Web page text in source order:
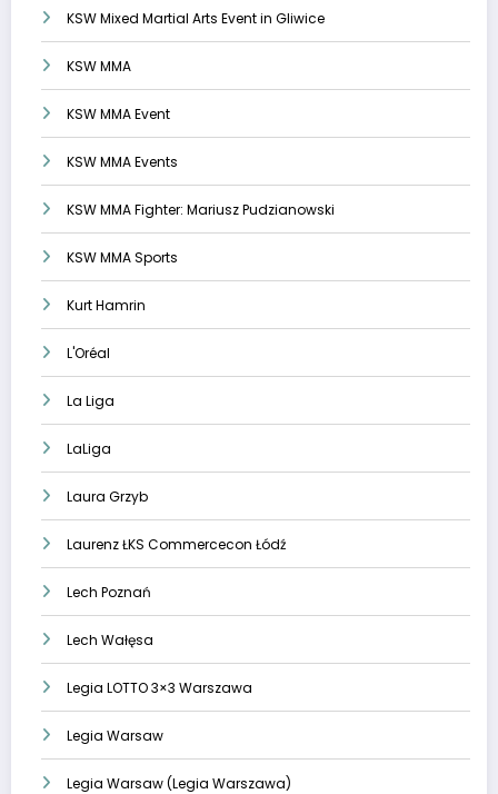
KSW Mixed Martial Arts Event in Gliwice
KSW MMA
KSW MMA Event
KSW MMA Events
KSW MMA Fighter: Mariusz Pudzianowski
KSW MMA Sports
Kurt Hamrin
L'Oréal
La Liga
LaLiga
Laura Grzyb
Laurenz ŁKS Commercecon Łódź
Lech Poznań
Lech Wałęsa
Legia LOTTO 3×3 Warszawa
Legia Warsaw
Legia Warsaw (Legia Warszawa)